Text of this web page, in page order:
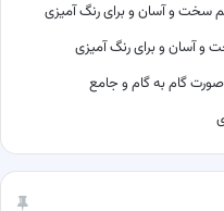
گام به گام و جامع